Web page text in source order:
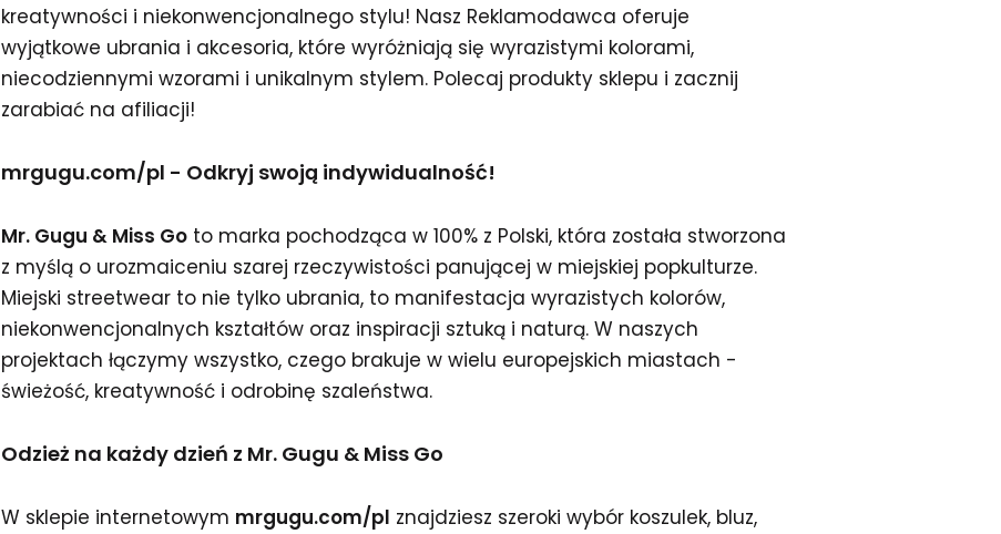
kreatywności i niekonwencjonalnego stylu! Nasz Reklamodawca oferuje
wyjątkowe ubrania i akcesoria, które wyróżniają się wyrazistymi kolorami,
niecodziennymi wzorami i unikalnym stylem. Polecaj produkty sklepu i zacznij
zarabiać na afiliacji!
mrgugu.com/pl - Odkryj swoją indywidualność!
Mr. Gugu & Miss Go to marka pochodząca w 100% z Polski, która została stworzona
z myślą o urozmaiceniu szarej rzeczywistości panującej w miejskiej popkulturze.
Miejski streetwear to nie tylko ubrania, to manifestacja wyrazistych kolorów,
niekonwencjonalnych kształtów oraz inspiracji sztuką i naturą. W naszych
projektach łączymy wszystko, czego brakuje w wielu europejskich miastach -
świeżość, kreatywność i odrobinę szaleństwa.
Odzież na każdy dzień z Mr. Gugu & Miss Go
W sklepie internetowym mrgugu.com/pl znajdziesz szeroki wybór koszulek, bluz,